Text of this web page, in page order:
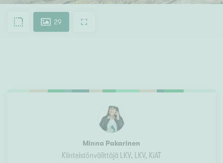
29
Minna Pakarinen
Kiinteistönvälittäjä LKV, LKV, KiAT